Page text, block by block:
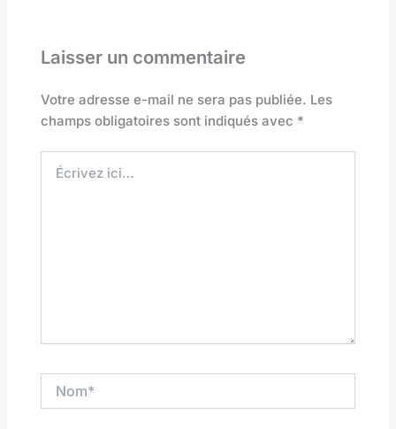
Laisser un commentaire
Votre adresse e-mail ne sera pas publiée. Les
champs obligatoires sont indiqués avec *
ici…